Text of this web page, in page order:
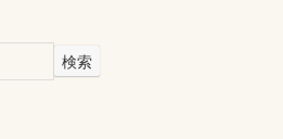
検索